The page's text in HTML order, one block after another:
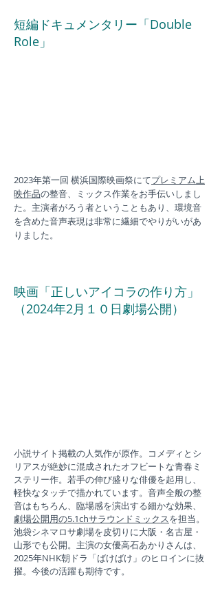
短編ドキュメンタリー「Double
Role」
2023年第一回 横浜国際映画祭にてプレミアム上
映作品の整音、ミックス作業をお手伝いしまし
た。主演者がろう者ということもあり、環境音
を含めた音声表現は非常に繊細でやりがいがあ
りました。
映画「正しいアイコラの作り方」
（2024年2月１０日劇場公開）
小説サイト掲載の人気作が原作。コメディとシ
リアスが絶妙に混成されたオフビートな青春ミ
ステリー作。若手の伸び盛りな俳優を起用し、
軽快なタッチで描かれています。音声全般の整
音はもちろん、臨場感を演出する細かな効果、
劇場公開用の5.1chサラウンドミックスを担当。
池袋シネマロサ劇場を皮切りに大阪・名古屋・
山形でも公開。主演の女優高石あかりさんは、
2025年NHK朝ドラ「ばけばけ」のヒロインに抜
擢。今後の活躍も期待です。